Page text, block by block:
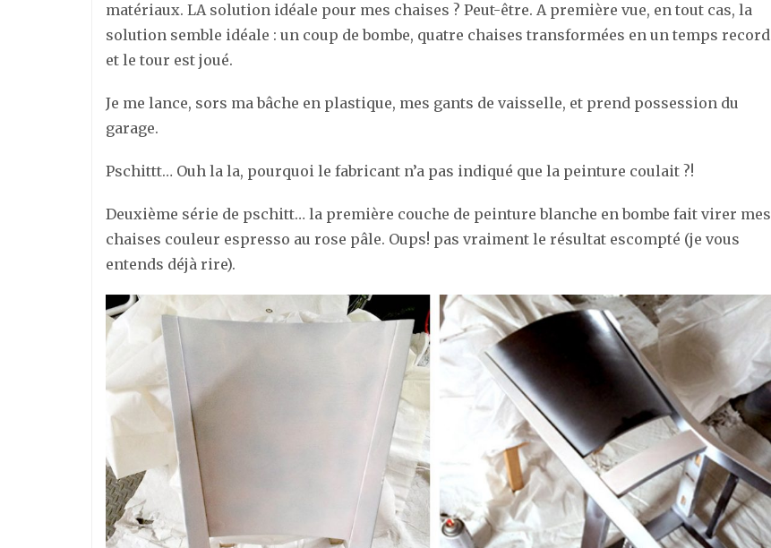
matériaux. LA solution idéale pour mes chaises ? Peut-être. A première vue, en tout cas, la
solution semble idéale : un coup de bombe, quatre chaises transformées en un temps record
et le tour est joué.
Je me lance, sors ma bâche en plastique, mes gants de vaisselle, et prend possession du
garage.
Pschittt… Ouh la la, pourquoi le fabricant n’a pas indiqué que la peinture coulait ?!
Deuxième série de pschitt… la première couche de peinture blanche en bombe fait virer mes
chaises couleur espresso au rose pâle. Oups! pas vraiment le résultat escompté (je vous
entends déjà rire).